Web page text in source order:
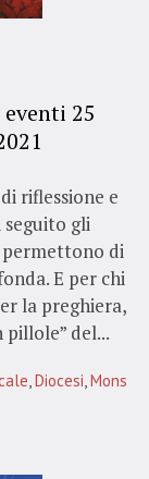
25
riflessione e
seguito gli
permettono di
E per chi
la preghiera,
del...
Diocesi Mons